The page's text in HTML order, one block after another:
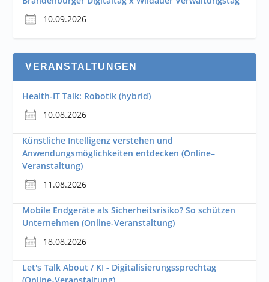
10.09.2026
VERANSTALTUNGEN
Health-IT Talk: Robotik (hybrid)
10.08.2026
Künstliche Intelligenz verstehen und
Anwendungsmöglichkeiten entdecken (Online–
Veranstaltung)
11.08.2026
Mobile Endgeräte als Sicherheitsrisiko? So schützen
Unternehmen (Online-Veranstaltung)
18.08.2026
Let's Talk About / KI - Digitalisierungssprechtag